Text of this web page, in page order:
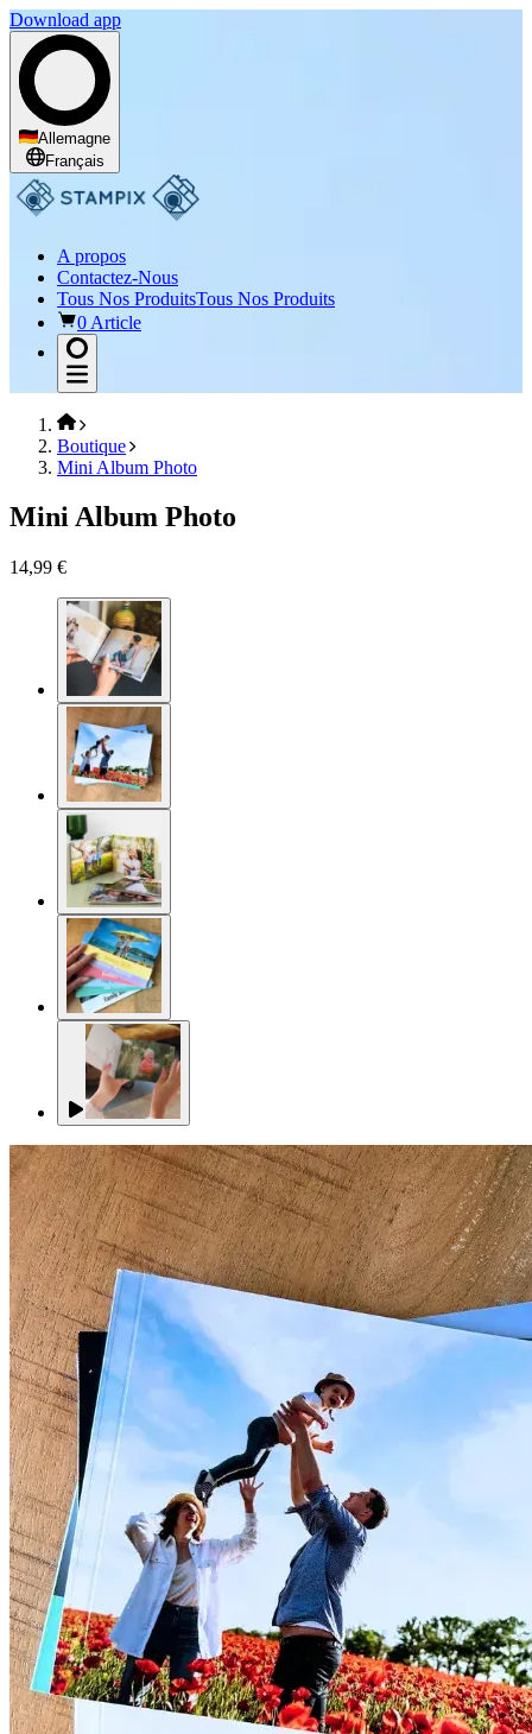
Download app
Allemagne
Français
A propos
Contactez-Nous
Tous Nos ProduitsTous Nos Produits
0 Article
Boutique
Mini Album Photo
Mini Album Photo
14,99 €